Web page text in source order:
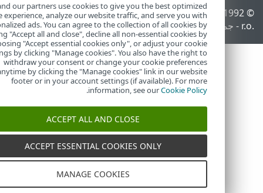
© 1992 - 2026 ESET, spol. s إدارة ملفات تعريف الارتباط
سياسة ملفات تعريف الارتباط
We and our partners use cookies to give you the best optimized
online experience, analyze our website traffic, and serve you with
personalized ads. You can agree to the collection of all cookies by
clicking "Accept all and close", decline all non-essential cookies by
choosing "Accept essential cookies only", or adjust your cookie
settings by clicking "Manage cookies". You also have the right to
withdraw your consent or change your cookie preferences
anytime by clicking the "Manage cookies" link in our website
footer or in your account settings (if available). For more
information, see ourCookie Policy
.
ACCEPT ALL AND CLOSE
ACCEPT ESSENTIAL COOKIES ONLY
MANAGE COOKIES